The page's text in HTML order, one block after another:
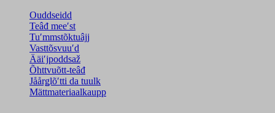
Ouddseidd
Teâđ meeʹst
Tuʹmmstõktuâjj
Vasttõsvuuʹd
Ääiʹjpoddsaž
Õhttvuõtt-teâđ
Jåårǥlõʹtti da tuulk
Mättmateriaalkaupp